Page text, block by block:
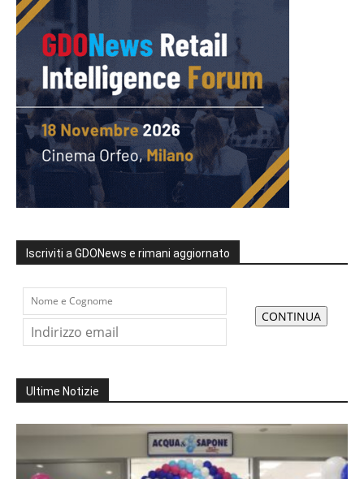
Iscriviti a GDONews e rimani aggiornato
Ultime Notizie